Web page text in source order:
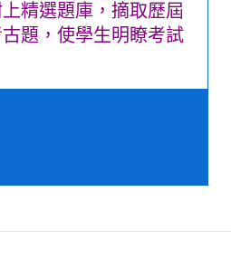
精選題庫，摘取歷屆
題，使學生明瞭考試